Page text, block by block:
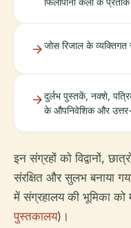
जोस रिजाल के व्यक्तिगत
दुर्लभ पुस्तकें, नक्शे,
के औपनिवेशिक और
इन संग्रहों को विद्वानों,
संरक्षित और सुलभ बनाया
में संग्रहालय की भूमिका
पुस्तकालय)।